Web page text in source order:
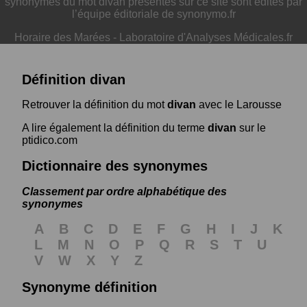
l’équipe éditoriale de synonymo.fr
Horaire des Marées - Laboratoire d'Analyses Médicales.fr
Définition divan
Retrouver la définition du motdivan avec le Larousse
A lire également la définition du terme divan sur le
ptidico.com
Dictionnaire des synonymes
Classement par ordre alphabétique des
synonymes
A B C D E F G H I J
K
L
M N O P Q R S T
U
V
W X Y
Z
Synonyme définition